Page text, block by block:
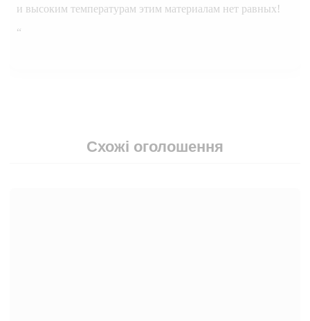
и высоким температурам этим материалам нет равных!
“
Схожі оголошення